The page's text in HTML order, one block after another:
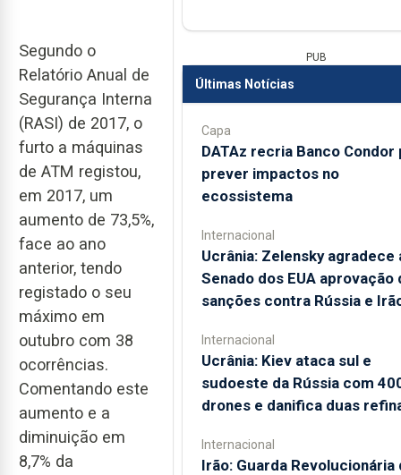
Segundo o
Relatório Anual de
Segurança Interna
(RASI) de 2017, o
furto a máquinas
de ATM registou,
em 2017, um
aumento de 73,5%,
face ao ano
anterior, tendo
registado o seu
máximo em
outubro com 38
ocorrências.
Comentando este
aumento e a
diminuição em
8,7% da
PUB
Últimas Notícias
Capa
DATAz recria Banco Condor
prever impactos no
ecossistema
Internacional
Ucrânia: Zelensky agradece
Senado dos EUA aprovação
sanções contra Rússia e
Internacional
Ucrânia: Kiev ataca sul e
sudoeste da Rússia com
drones e danifica duas
Internacional
Irão: Guarda Revolucionária